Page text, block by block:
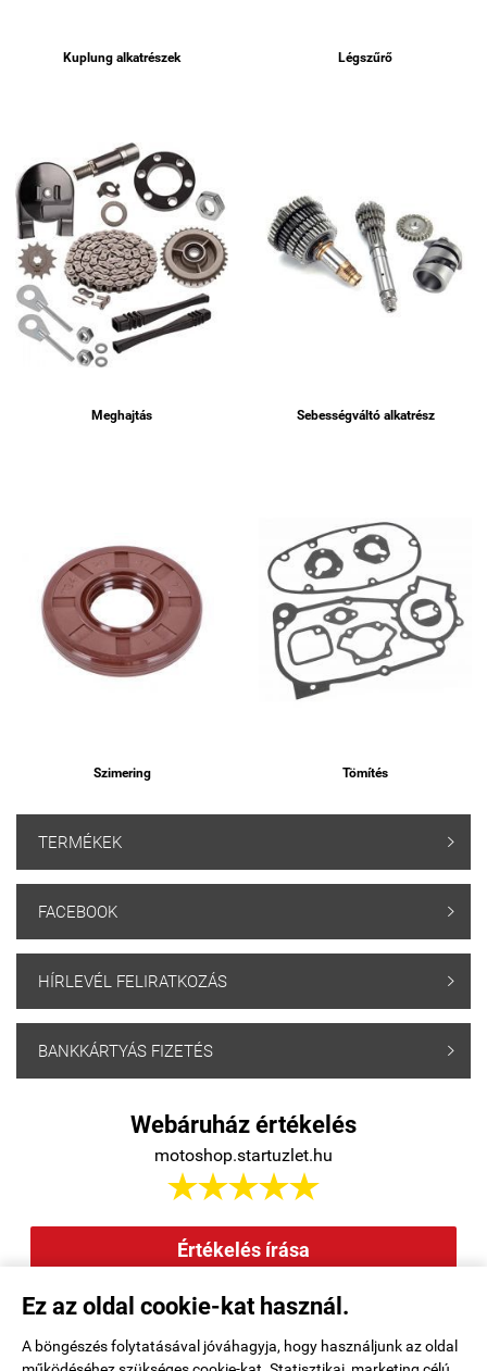
Ez az oldal cookie-kat használ.
A böngészés folytatásával jóváhagyja, hogy használjunk az oldal
Kuplung alkatrészek Légszűrő
Meghajtás Sebességváltó alkatrész
Szimering Tömítés
TERMÉKEK 
FACEBOOK 
HÍRLEVÉL FELIRATKOZÁS 
BANKKÁRTYÁS FIZETÉS 
Webáruház értékelés
motoshop.startuzlet.hu

Értékelés írása